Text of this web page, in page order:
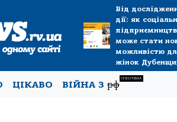
Від
дії: як
може стати
можливістю
жінок
ЦІКАВО ВІЙНА Зрф
СПЕЦТЕМА